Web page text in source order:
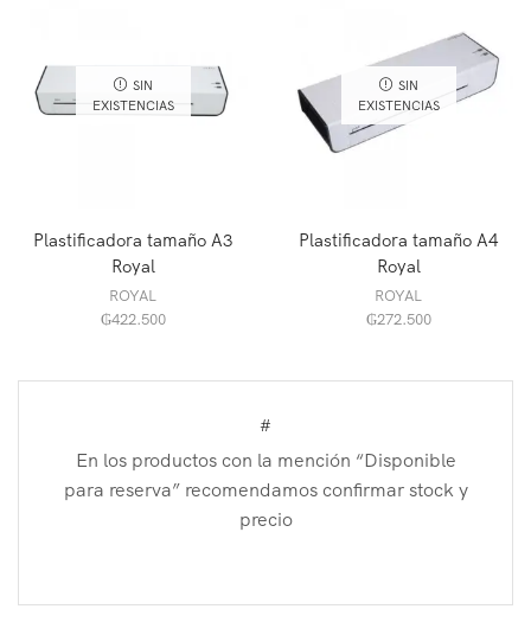
SIN
EXISTENCIAS
Plastificadora tamaño A3
Royal
ROYAL
₲422.500
SIN
EXISTENCIAS
Plastificadora tamaño A4
Royal
ROYAL
₲272.500
#
En los productos con la mención “Disponible
para reserva” recomendamos confirmar stock y
precio